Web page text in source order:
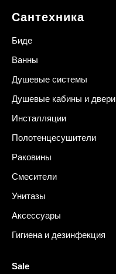
Сантехника
Биде
Ванны
Душевые системы
Душевые кабины и двери
Инсталляции
Полотенцесушители
Раковины
Смесители
Унитазы
Аксессуары
Гигиена и дезинфекция
Sale